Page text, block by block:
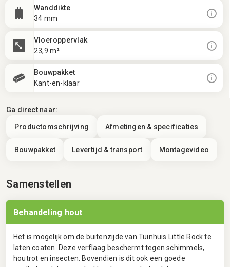
Wanddikte
34 mm
Vloeroppervlak
23,9 m²
Bouwpakket
Kant-en-klaar
Ga direct naar:
Productomschrijving Afmetingen & specificaties
Bouwpakket Levertijd & transport Montagevideo
Samenstellen
Behandeling hout
Het is mogelijk om de buitenzijde van Tuinhuis Little Rock te
laten coaten. Deze verflaag beschermt tegen schimmels,
houtrot en insecten. Bovendien is dit ook een goede